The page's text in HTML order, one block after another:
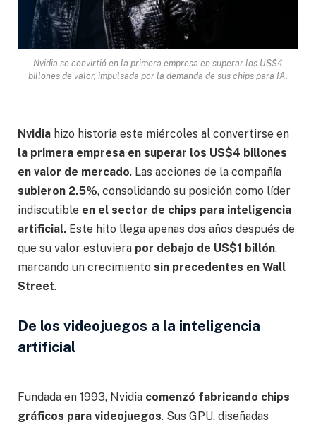
Nvidia se convirtió en la primera empresa en superar los US$4
billones de valor, impulsada por la demanda de sus chips para IA.
Nvidia hizo historia este miércoles al convertirse en
la primera empresa en superar los US$4 billones
en valor de mercado. Las acciones de la compañía
subieron 2.5%, consolidando su posición como líder
indiscutible en el sector de chips para inteligencia
artificial. Este hito llega apenas dos años después de
que su valor estuviera por debajo de US$1 billón,
marcando un crecimiento sin precedentes en Wall
Street.
De los videojuegos a la inteligencia
artificial
Fundada en 1993, Nvidia comenzó fabricando chips
gráficos para videojuegos. Sus GPU, diseñadas